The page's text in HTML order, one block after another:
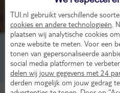
2-persoonskamer, 2-2 pers
2-persoonskamer, 2-3 pers
TUI.nl gebruikt verschillende
cookies en andere technologieën .
plaatsen wij analytische cookies
onze website te meten. Voor een
tonen van gepersonaliseerde
social media platformen te
delen wij jouw gegevens met 24
derden mogelijk om jouw gedrag